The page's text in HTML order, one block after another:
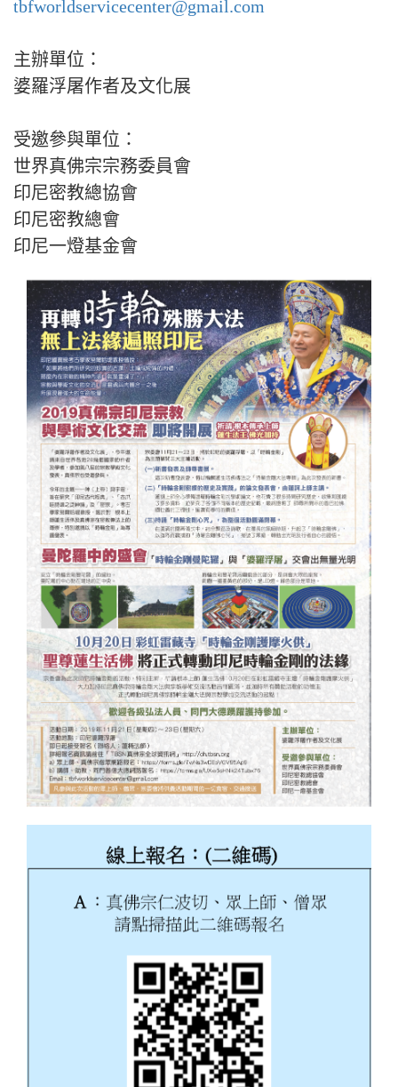
tbfworldservicecenter@gmail.com
主辦單位：
婆羅浮屠作者及文化展
受邀參與單位：
世界真佛宗宗務委員會
印尼密教總協會
印尼密教總會
印尼一燈基金會